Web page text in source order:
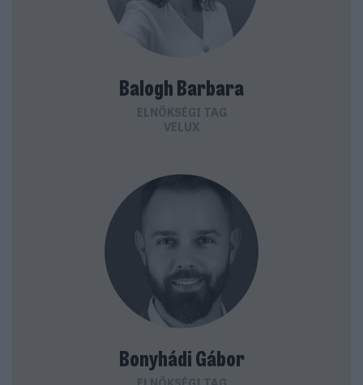
Balogh Barbara
ELNÖKSÉGI TAG
VELUX
Bonyhádi Gábor